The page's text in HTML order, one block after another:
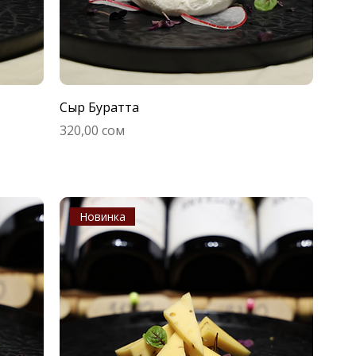
Сыр Буратта
Цена
320,00 сом
Новинка